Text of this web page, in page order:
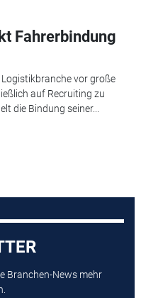
Fahrerbindung
vor große
auf Recruiting zu
die Bindung seiner...
Branchen-News mehr